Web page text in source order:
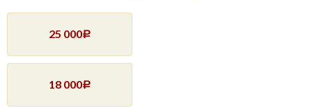
25 000Р
18 000Р